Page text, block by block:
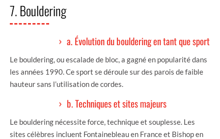
7. Bouldering
a. Évolution du bouldering en tant que sport
Le bouldering, ou escalade de bloc, a gagné en popularité dans
les années 1990. Ce sport se déroule sur des parois de faible
hauteur sans l’utilisation de cordes.
b. Techniques et sites majeurs
Le bouldering nécessite force, technique et souplesse. Les
sites célèbres incluent Fontainebleau en France et Bishop en